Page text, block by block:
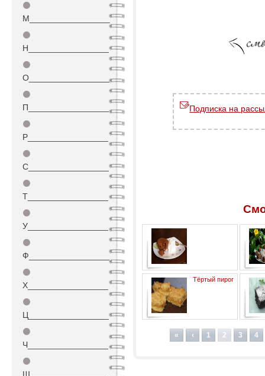
⚫
М_________________
⚫
Н_________________
⚫
О_________________
⚫
П_________________
⚫
Р_________________
⚫
С_________________
⚫
Т_________________
⚫
У_________________
⚫
Ф_________________
⚫
Х_________________
⚫
Ц_________________
⚫
Ч_________________
⚫
Подписка на
Португальские горячие
шоколадные пирожные
Тёртый пирог
« ‹ 1 2 3 4